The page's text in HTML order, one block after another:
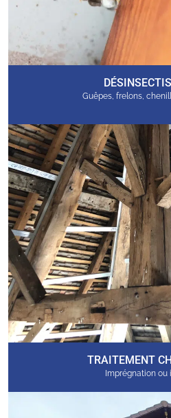
Guêpes, frelons,
TRAITEMENT
Imprégnation